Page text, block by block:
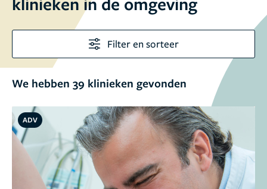
Filter en sorteer
We hebben 39 klinieken gevonden
ADV